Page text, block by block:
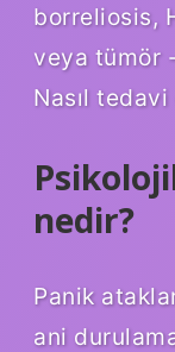
borreliosis,
veya tümör
Nasıl
nedir?
Panik
ani